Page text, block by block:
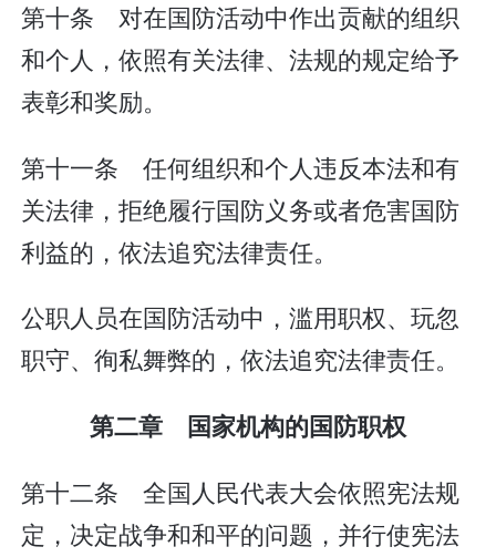
第十条 对在国防活动中作出贡献的组织
和个人，依照有关法律、法规的规定给予
表彰和奖励。
第十一条 任何组织和个人违反本法和有
关法律，拒绝履行国防义务或者危害国防
利益的，依法追究法律责任。
公职人员在国防活动中，滥用职权、玩忽
职守、徇私舞弊的，依法追究法律责任。
第二章 国家机构的国防职权
第十二条 全国人民代表大会依照宪法规
定，决定战争和和平的问题，并行使宪法